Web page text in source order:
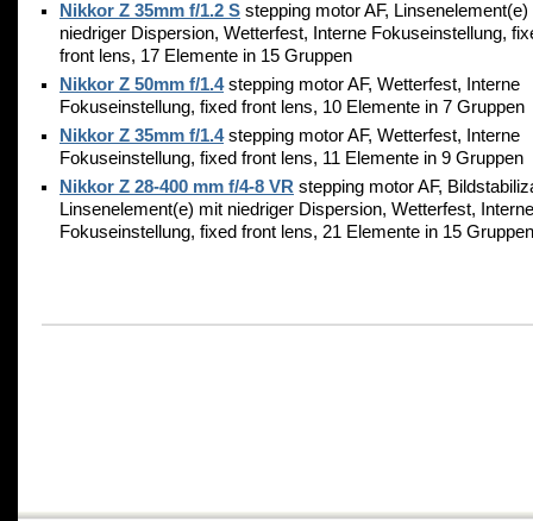
Nikkor Z 35mm f/1.2 S stepping motor AF, Linsenelement(e)
niedriger Dispersion, Wetterfest, Interne Fokuseinstellung,
front lens, 17 Elemente in 15 Gruppen
Nikkor Z 50mm f/1.4stepping motor AF, Wetterfest, Interne
Fokuseinstellung, fixed front lens, 10 Elemente in 7 Gruppen
Nikkor Z 35mm f/1.4stepping motor AF, Wetterfest, Interne
Fokuseinstellung, fixed front lens, 11 Elemente in 9 Gruppen
Nikkor Z 28-400 mm f/4-8 VR stepping motor AF,
Linsenelement(e) mit niedriger Dispersion, Wetterfest, Interne
Fokuseinstellung, fixed front lens, 21 Elemente in 15 Gruppen